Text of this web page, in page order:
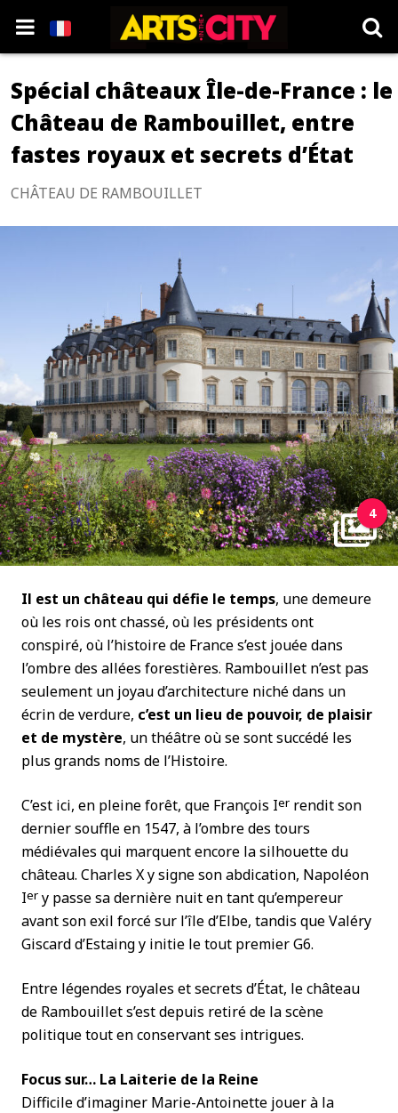
Spécial châteaux Île-de-France : le
Château de Rambouillet, entre
fastes royaux et secrets d’État
CHÂTEAU DE RAMBOUILLET
4
Il est un château qui défie le temps, une demeure
où les rois ont chassé, où les présidents ont
conspiré, où l’histoire de France s’est jouée dans
l’ombre des allées forestières. Rambouillet n’est pas
seulement un joyau d’architecture niché dans un
écrin de verdure, c’est un lieu de pouvoir, de plaisir
et de mystère, un théâtre où se sont succédé les
plus grands noms de l’Histoire.
C’est ici, en pleine forêt, que François Ier rendit son
dernier souffle en 1547, à l’ombre des tours
médiévales qui marquent encore la silhouette du
château. Charles X y signe son abdication, Napoléon
Ier y passe sa dernière nuit en tant qu’empereur
avant son exil forcé sur l’île d’Elbe, tandis que Valéry
Giscard d’Estaing y initie le tout premier G6.
Entre légendes royales et secrets d’État, le château
de Rambouillet s’est depuis retiré de la scène
politique tout en conservant ses intrigues.
Focus sur… La Laiterie de la Reine
Difficile d’imaginer Marie-Antoinette jouer à la